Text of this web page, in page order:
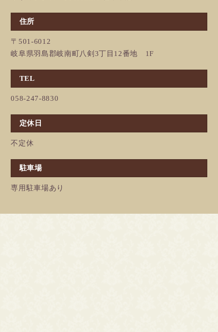
住所
〒501-6012
岐阜県羽島郡岐南町八剣3丁目12番地 1F
TEL
058-247-8830
定休日
不定休
駐車場
専用駐車場あり